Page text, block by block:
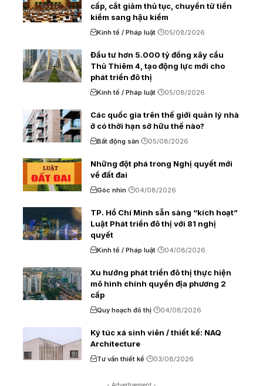
cấp, cắt giảm thủ tục, chuyển từ tiền
kiểm sang hậu kiểm
Kinh tế / Pháp luật 05/08/2026
Đầu tư hơn 5.000 tỷ đồng xây cầu
Thủ Thiêm 4, tạo động lực mới cho
phát triển đô thị
Kinh tế / Pháp luật 05/08/2026
Các quốc gia trên thế giới quản lý nhà
ở có thời hạn sở hữu thế nào?
Bất động sản 05/08/2026
Những đột phá trong Nghị quyết mới
về đất đai
Góc nhìn 04/08/2026
TP. Hồ Chí Minh sẵn sàng “kích hoạt”
Luật Phát triển đô thị với 81 nghị
quyết
Kinh tế / Pháp luật 04/08/2026
Xu hướng phát triển đô thị thực hiện
mô hình chính quyền địa phương 2
cấp
Quy hoạch đô thị 04/08/2026
Ký túc xá sinh viên / thiết kế: NAQ
Architecture
Tư vấn thiết kế 03/08/2026
- Advertisement -